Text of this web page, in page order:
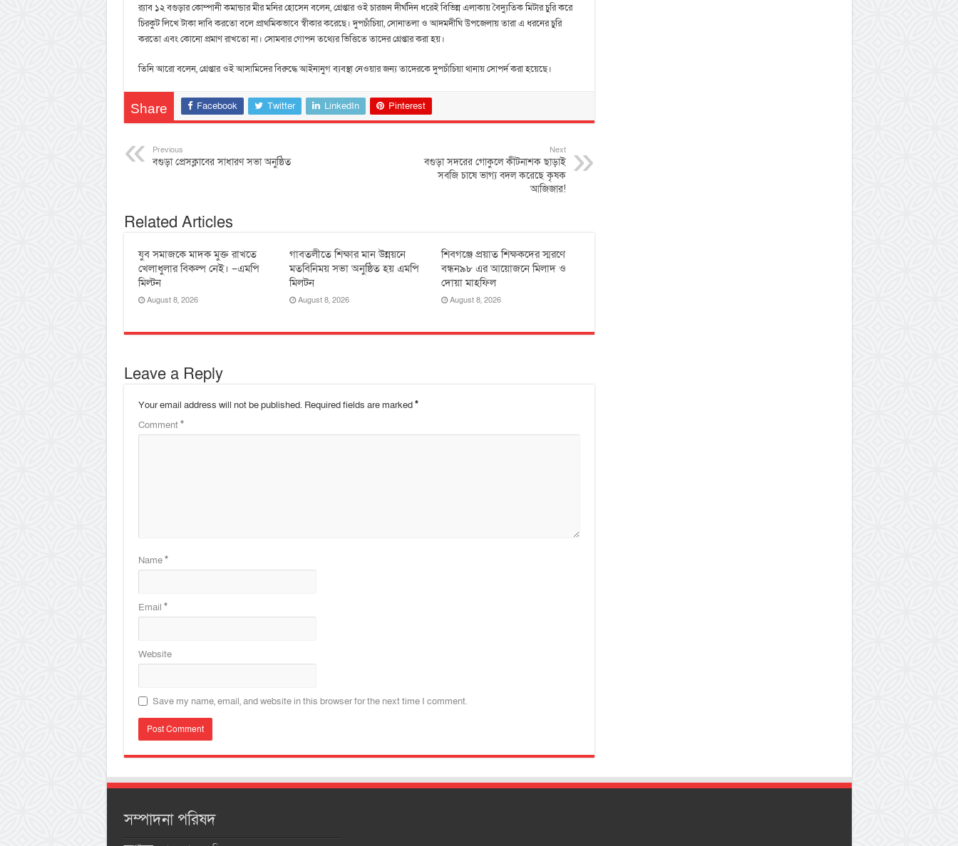
র‍্যাব ১২ বগুড়ার কোম্পানী কমান্ডার মীর মনির হোসেন বলেন, গ্রেপ্তার ওই চারজন দীর্ঘদিন ধরেই বিভিন্ন এলাকায় বৈদ্যুতিক মিটার চুরি করে
চিরকুট লিখে টাকা দাবি করতো বলে প্রাথমিকভাবে স্বীকার করেছে। দুপচাঁচিয়া, সোনাতলা ও আদমদীঘি উপজেলায় তারা এ ধরনের চুরি
করতো এবং কোনো প্রমাণ রাখতো না। সোমবার গোপন তথ্যের ভিত্তিতে তাদের গ্রেপ্তার করা হয়।
তিনি আরো বলেন, গ্রেপ্তার ওই আসামিদের বিরুদ্ধে আইনানুগ ব্যবস্থা নেওয়ার জন্য তাদেরকে দুপচাঁচিয়া থানায় সোপর্দ করা হয়েছে।
Share Facebook Twitter LinkedIn Pinterest
Previous
বগুড়া প্রেসক্লাবের সাধারণ সভা অনুষ্ঠিত
Next
বগুড়া সদরের গোকুলে কীটনাশক ছাড়াই
সবজি চাষে ভাগ্য বদল করেছে কৃষক
আজিজার!
Related Articles
যুব সমাজকে মাদক মুক্ত রাখতে
খেলাধুলার বিকল্প নেই। –এমপি
মিল্টন
August 8, 2026
‎গাবতলীতে শিক্ষার মান উন্নয়নে
‎মতবিনিময় সভা অনুষ্ঠিত হয় ‎এমপি
মিলটন
August 8, 2026
শিবগঞ্জে প্রয়াত শিক্ষকদের স্মরণে
বন্ধন৯৮ এর আয়োজনে মিলাদ ও
দোয়া মাহফিল
August 8, 2026
Leave a Reply
Your email address will not be published. Required fields are marked*
Comment*
Name*
Email *
Website
Save my name, email, and website in this browser for the next time I comment.
সম্পাদনা পরিষদ